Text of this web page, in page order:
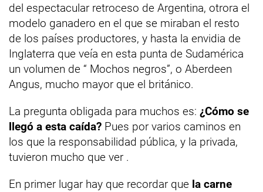
del espectacular retroceso de Argentina, otrora el
modelo ganadero en el que se miraban el resto
de los países productores, y hasta la envidia de
Inglaterra que veía en esta punta de Sudamérica
un volumen de “ Mochos negros”, o Aberdeen
Angus, mucho mayor que el británico.
La pregunta obligada para muchos es: ¿Cómo se
llegó a esta caída? Pues por varios caminos en
los que la responsabilidad pública, y la privada,
tuvieron mucho que ver .
En primer lugar hay que recordar que la carne